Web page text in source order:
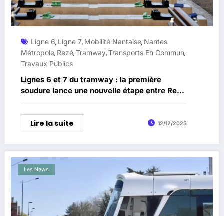
Ligne 6, Ligne 7, Mobilité Nantaise, Nantes
Métropole, Rezé,Tramway,Transports En Commun,
Travaux Publics
Lignes 6 et 7 du tramway : la première
soudure lance une nouvelle étape entre Rezé
et Nantes
Lire la suite 12/12/2025
Les News